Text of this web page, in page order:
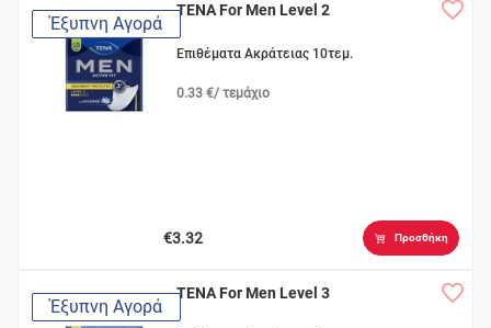
Έξυπνη Αγορά
TENA For Men Level 2
Επιθέματα Ακράτειας 10τεμ.
0.33 €/ τεμάχιο
€3.32 Προσθήκη
Έξυπνη Αγορά
TENA For Men Level 3